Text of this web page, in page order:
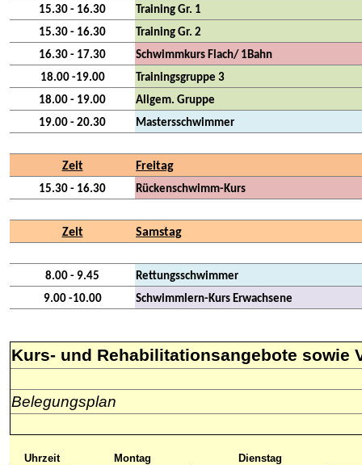
15.30 - 16.30
Training Gr. 1
15.30 - 16.30
Training Gr. 2
16.30 - 17.30
Schwimmkurs Flach/ 1Bahn
18.00 -19.00
Trainingsgruppe 3
18.00 - 19.00
Allgem. Gruppe
19.00 - 20.30
Mastersschwimmer
Zeit Freitag
15.30 - 16.30 Rückenschwimm-Kurs
Zeit Samstag
8.00 - 9.45
Rettungsschwimmer
9.00 -10.00
Schwimmlern-Kurs Erwachsene
Kurs- und Rehabilitationsangebote sowie
Belegungsplan
Uhrzeit Montag Dienstag